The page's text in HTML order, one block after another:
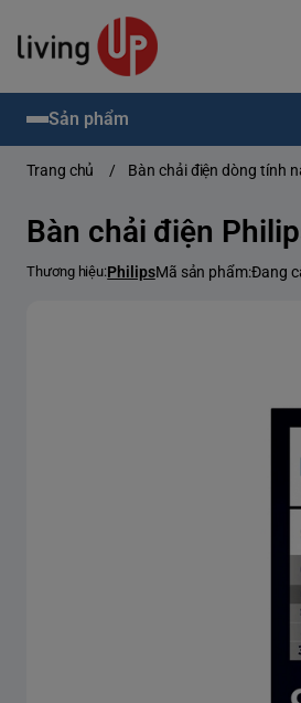
Sản phẩm
Trang chủ / Bàn chải điện dòng tính
Bàn chải điện
Thương hiệu:PhilipsMã sản phẩm:Đang